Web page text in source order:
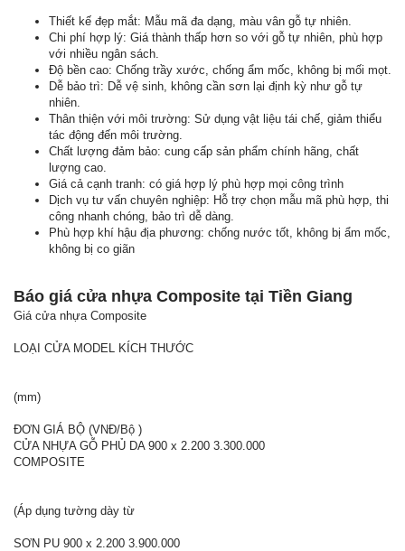
Thiết kế đẹp mắt: Mẫu mã đa dạng, màu vân gỗ tự nhiên.
Chi phí hợp lý: Giá thành thấp hơn so với gỗ tự nhiên, phù hợp
với nhiều ngân sách.
Độ bền cao: Chống trầy xước, chống ẩm mốc, không bị mối mọt.
Dễ bảo trì: Dễ vệ sinh, không cần sơn lại định kỳ như gỗ tự
nhiên.
Thân thiện với môi trường: Sử dụng vật liệu tái chế, giảm thiểu
tác động đến môi trường.
Chất lượng đảm bảo: cung cấp sản phẩm chính hãng, chất
lượng cao.
Giá cả cạnh tranh: có giá hợp lý phù hợp mọi công trình
Dịch vụ tư vấn chuyên nghiệp: Hỗ trợ chọn mẫu mã phù hợp, thi
công nhanh chóng, bảo trì dễ dàng.
Phù hợp khí hậu địa phương: chống nước tốt, không bị ẩm mốc,
không bị co giãn
Báo giá cửa nhựa Composite tại Tiền Giang
Giá cửa nhựa Composite
LOẠI CỬA MODEL KÍCH THƯỚC
(mm)
ĐƠN GIÁ BỘ (VNĐ/Bộ )
CỬA NHỰA GỖ PHỦ DA 900 x 2.200 3.300.000
COMPOSITE
(Áp dụng tường dày từ
SƠN PU 900 x 2.200 3.900.000